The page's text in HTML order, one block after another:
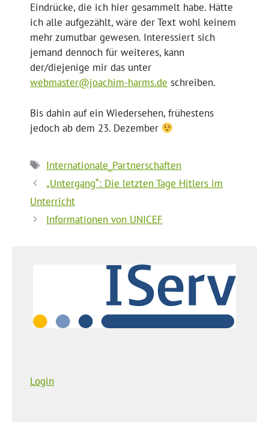
Eindrücke, die ich hier gesammelt habe. Hätte
ich alle aufgezählt, wäre der Text wohl keinem
mehr zumutbar gewesen. Interessiert sich
jemand dennoch für weiteres, kann
der/diejenige mir das unter
webmaster@joachim-harms.de schreiben.
Bis dahin auf ein Wiedersehen, frühestens
jedoch ab dem 23. Dezember
Schlagwörter
Internationale_Partnerschaften
„Untergang“: Die letzten Tage Hitlers im
Unterricht
Informationen von UNICEF
Login